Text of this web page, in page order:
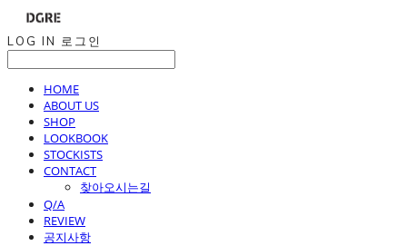
LOG IN 로그인
HOME
ABOUT US
SHOP
LOOKBOOK
STOCKISTS
CONTACT
찾아오시는길
Q/A
REVIEW
공지사항